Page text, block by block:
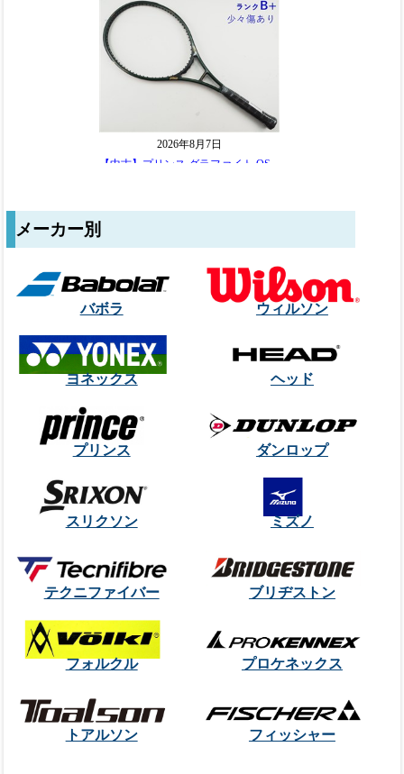
メーカー別
バボラ ウィルソン
ヨネックス ヘッド
プリンス ダンロップ
スリクソン ミズノ
テクニファイバー ブリヂストン
フォルクル プロケネックス
トアルソン フィッシャー